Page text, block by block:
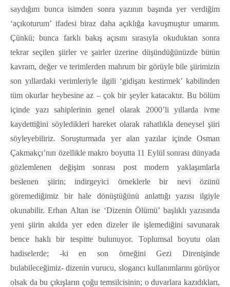
saydığım bunca isimden sonra yazının başında yer verdiğim
‘açıkoturum’ ifadesi biraz daha açıklığa kavuşmuştur umarım.
Çünkü; bunca farklı bakış açısını sırasıyla okuduktan sonra
tekrar seçilen şiirler ve şairler üzerine düşündüğünüzde bütün
kavram, değer ve terimlerden mahrum bir görüyle bile şiirimizin
son yıllardaki verimleriyle ilgili ‘gidişatı kestirmek’ kabilinden
tüm okurlar heybesine az – çok bir şeyler katacaktır. Bu bölüm
içinde yazı sahiplerinin genel olarak 2000’li yıllarda ivme
kaydettiğini söyledikleri hareket olarak rahatlıkla deneysel şiiri
söyleyebiliriz. Soruşturmada yer alan yazılar içinde Osman
Çakmakçı’nın özellikle makro boyutta 11 Eylül sonrası dünyada
gözlemlenen değişim sonrası post modern yaklaşımlarla
beslenen şiirin; indirgeyici örneklerle bir nevi özünü
göremediğimiz bir hale dönüştüğünü anlattığı yazısı ilgiyle
okunabilir. Erhan Altan ise ‘Dizenin Ölümü’ başlıklı yazısında
yeni şiirin akılda yer eden dizeler ile işlemediğini savunarak
bence haklı bir tespitte bulunuyor. Toplumsal boyutu olan
hadiselerde; -ki en son örneğini Gezi Direnişinde
bulabileceğimiz- dizenin vurucu, slogancı kullanımlarını görüyor
olsak da bu çıkışların çoğu temsilcisinin; o duvarlara kazıdıkları,